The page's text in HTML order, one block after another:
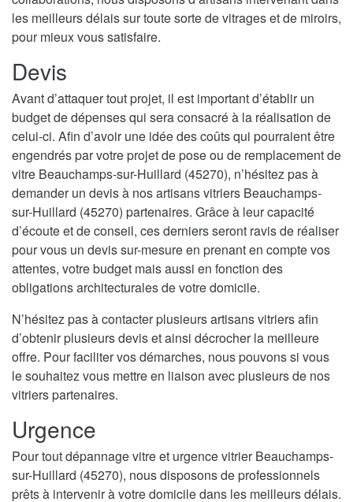
les meilleurs délais sur toute sorte de vitrages et de miroirs,
pour mieux vous satisfaire.
Devis
Avant d’attaquer tout projet, il est important d’établir un
budget de dépenses qui sera consacré à la réalisation de
celui-ci. Afin d’avoir une idée des coûts qui pourraient être
engendrés par votre projet de pose ou de remplacement de
vitre Beauchamps-sur-Huillard (45270), n’hésitez pas à
demander un devis à nos artisans vitriers Beauchamps-
sur-Huillard (45270) partenaires. Grâce à leur capacité
d’écoute et de conseil, ces derniers seront ravis de réaliser
pour vous un devis sur-mesure en prenant en compte vos
attentes, votre budget mais aussi en fonction des
obligations architecturales de votre domicile.
N’hésitez pas à contacter plusieurs artisans vitriers afin
d’obtenir plusieurs devis et ainsi décrocher la meilleure
offre. Pour faciliter vos démarches, nous pouvons si vous
le souhaitez vous mettre en liaison avec plusieurs de nos
vitriers partenaires.
Urgence
Pour tout dépannage vitre et urgence vitrier Beauchamps-
sur-Huillard (45270), nous disposons de professionnels
prêts à intervenir à votre domicile dans les meilleurs délais.